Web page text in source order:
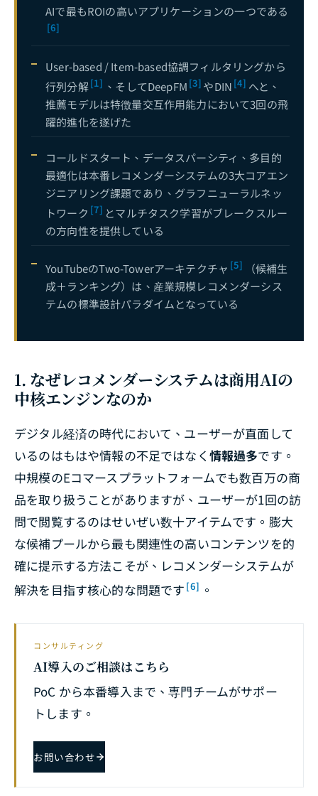
AIで最もROIの高いアプリケーションの一つである
[6]
User-based / Item-based協調フィルタリングから
行列分解[1] 、そしてDeepFM [3] やDIN [4] へと、
推薦モデルは特徴量交互作用能力において3回の飛
躍的進化を遂げた
コールドスタート、データスパーシティ、多目的
最適化は本番レコメンダーシステムの3大コアエン
ジニアリング課題であり、グラフニューラルネッ
トワーク [7] とマルチタスク学習がブレークスルー
の方向性を提供している
YouTubeのTwo-Towerアーキテクチャ [5]
（候補生
成＋ランキング）は、産業規模レコメンダーシス
テムの標準設計パラダイムとなっている
1. なぜレコメンダーシステムは商用AIの
中核エンジンなのか
デジタル経済の時代において、ユーザーが直面して
いるのはもはや情報の不足ではなく 情報過多です。
中規模のEコマースプラットフォームでも数百万の商
品を取り扱うことがありますが、ユーザーが1回の訪
問で閲覧するのはせいぜい数十アイテムです。膨大
な候補プールから最も関連性の高いコンテンツを的
確に提示する方法こそが、レコメンダーシステムが
解決を目指す核心的な問題です [6] 。
コンサルティング
AI導入のご相談はこちら
PoC から本番導入まで、専門チームがサポー
トします。
お問い合わせ